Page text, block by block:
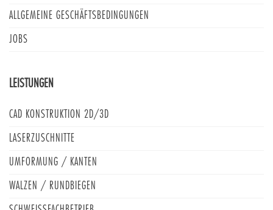
ALLGEMEINE GESCHÄFTSBEDINGUNGEN
JOBS
LEISTUNGEN
CAD KONSTRUKTION 2D/3D
LASERZUSCHNITTE
UMFORMUNG / KANTEN
WALZEN / RUNDBIEGEN